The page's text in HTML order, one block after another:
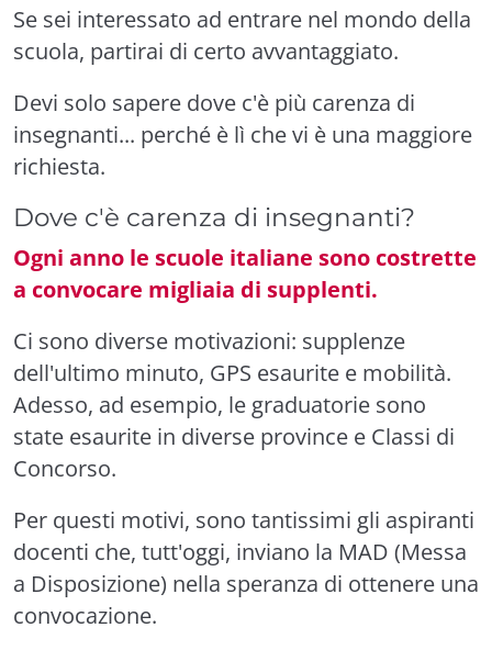
Se sei interessato ad entrare nel mondo della
scuola, partirai di certo avvantaggiato.
Devi solo sapere dove c'è più carenza di
insegnanti... perché è lì che vi è una maggiore
richiesta.
Dove c'è carenza di insegnanti?
Ogni anno le scuole italiane sono costrette
a convocare migliaia di supplenti.
Ci sono diverse motivazioni: supplenze
dell'ultimo minuto, GPS esaurite e mobilità.
Adesso, ad esempio, le graduatorie sono
state esaurite in diverse province e Classi di
Concorso.
Per questi motivi, sono tantissimi gli aspiranti
docenti che, tutt'oggi, inviano la MAD (Messa
a Disposizione) nella speranza di ottenere una
convocazione.